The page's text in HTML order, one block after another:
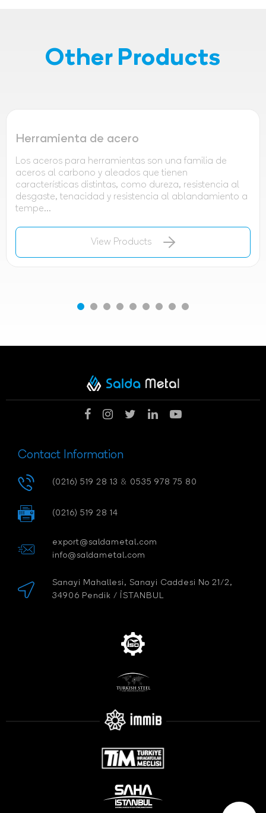
Other Products
Herramienta de acero
Los aceros para herramientas son una familia de
aceros al carbono y aleados que tienen
características distintas, como dureza, resistencia al
desgaste, tenacidad y resistencia al ablandamiento a
tempe...
View Products
Contact Information
(0216) 519 28 13 & 0535 978 75 80
(0216) 519 28 14
export@saldametal.com
info@saldametal.com
Sanayi Mahallesi, Sanayi Caddesi No 21/2,
34906 Pendik / İSTANBUL